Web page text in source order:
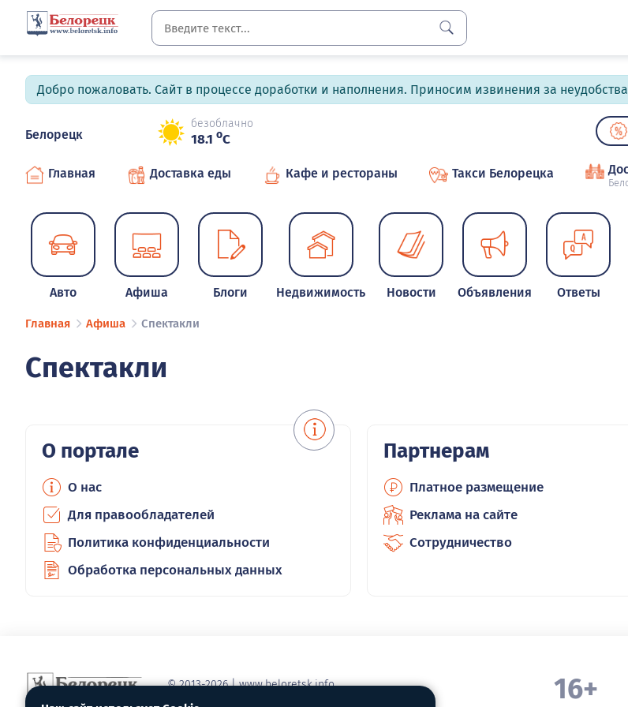
Добро пожаловать. Сайт в процессе доработки и наполнения. Приносим извинения за
Белорецк
безоблачно
18.1 oC
Главная Доставка еды Кафе и рестораны Такси Белорецка
Авто Афиша Блоги Недвижимость Новости Объявления Ответы
Главная Афиша Спектакли
Спектакли
О портале
О нас
Для правообладателей
Политика конфиденциальности
Обработка персональных данных
Партнерам
Платное размещение
Реклама на сайте
Сотрудничество
© 2013-2026 | www.beloretsk.info
Справочно-информационный сайт г. Белорецка
16+